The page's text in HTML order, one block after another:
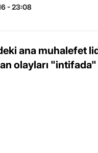
- 23:08
ana muhalefet
olayları